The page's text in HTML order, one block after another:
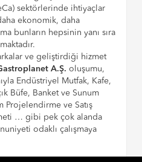
sektörlerinde ihtiyaçlar
ekonomik, daha
bunların hepsinin yanı sıra
ve geliştirdiği hizmet
A.Ş. oluşumu,
Endüstriyel Mutfak, Kafe,
Büfe, Banket ve Sunum
Projelendirme ve Satış
… gibi pek çok alanda
odaklı çalışmaya